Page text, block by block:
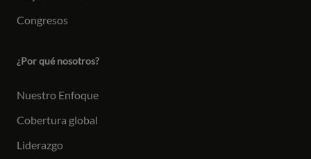
Congresos
¿Por qué nosotros?
Nuestro Enfoque
Cobertura global
Liderazgo